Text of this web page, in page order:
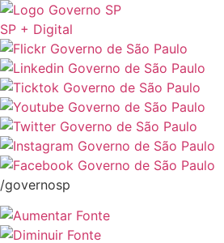
SP + Digital
/governosp